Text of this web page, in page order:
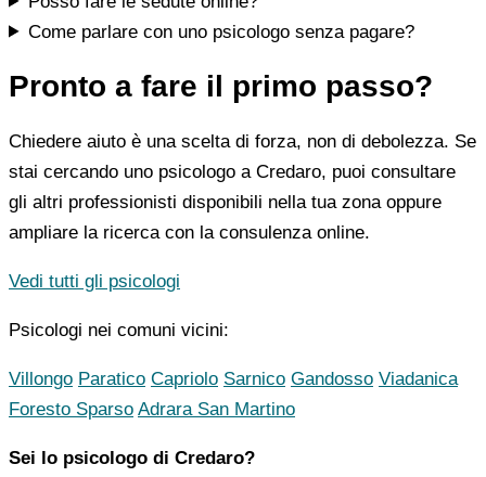
Come parlare con uno psicologo senza pagare?
Pronto a fare il primo passo?
Chiedere aiuto è una scelta di forza, non di debolezza. Se
stai cercando uno psicologo a Credaro, puoi consultare
gli altri professionisti disponibili nella tua zona oppure
ampliare la ricerca con la consulenza online.
Vedi tutti gli psicologi
Psicologi nei comuni vicini:
Villongo Paratico Capriolo Sarnico Gandosso Viadanica
Foresto Sparso Adrara San Martino
Sei lo psicologo di Credaro?